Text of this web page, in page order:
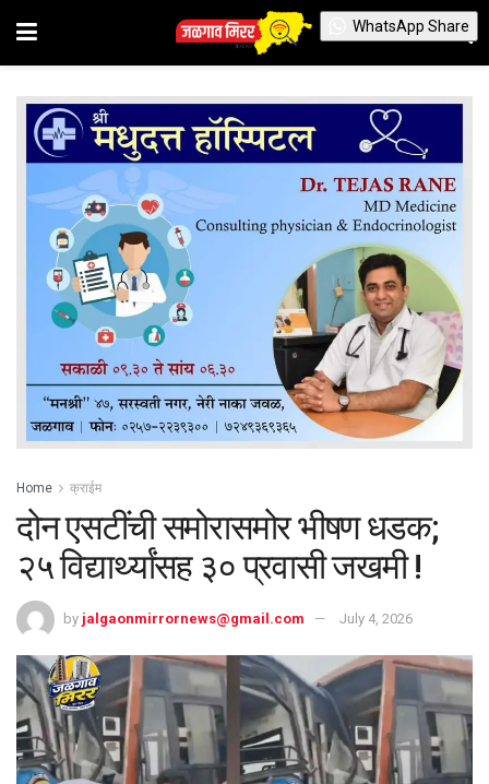
Home क्राईम
दोन एसटींची समोरासमोर भीषण धडक;
२५ विद्यार्थ्यांसह ३० प्रवासी जखमी !
by jalgaonmirrornews@gmail.com July 4, 2026
WhatsApp Share